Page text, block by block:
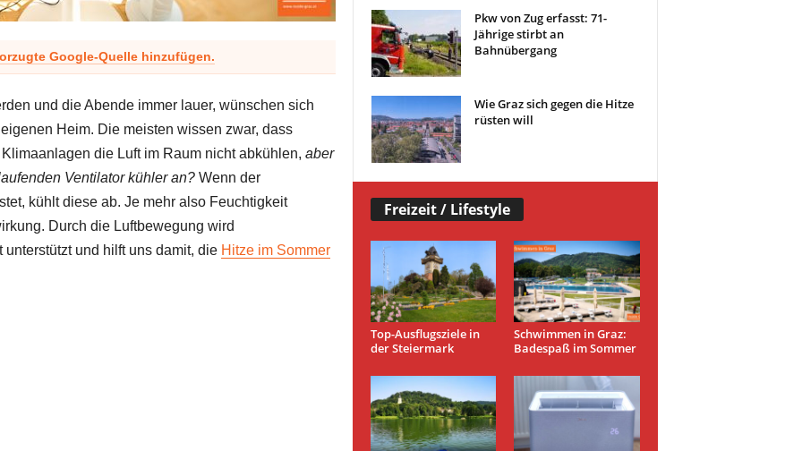
Google-Quelle hinzufügen.
und die Abende immer lauer, wünschen sich
Heim. Die meisten wissen zwar, dass
die Luft im Raum nicht abkühlen, aber
Ventilator kühler an? Wenn der
kühlt diese ab. Je mehr also Feuchtigkeit
Durch die Luftbewegung wird
und hilft uns damit, die Hitze im Sommer
Pkw von Zug erfasst: 71-
Jährige stirbt an
Bahnübergang
Wie Graz sich gegen die Hitze
rüsten will
Freizeit / Lifestyle
Top-Ausflugsziele in
der Steiermark
Schwimmen in Graz:
Badespaß im Sommer